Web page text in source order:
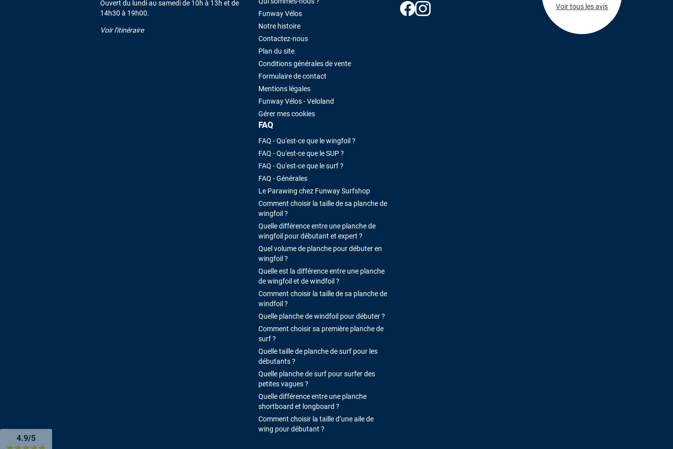
Ouvert du lundi au samedi de 10h à 13h et de
14h30 à 19h00.
Voir l'itinéraire
Funway Vélos
Notre histoire
Contactez-nous
Plan du site
Conditions générales de vente
Formulaire de contact
Mentions légales
Funway Vélos - Veloland
Gérer mes cookies
FAQ
FAQ - Qu'est-ce que le wingfoil ?
FAQ - Qu'est-ce que le SUP ?
FAQ - Qu'est-ce que le surf ?
FAQ - Générales
Le Parawing chez Funway Surfshop
Comment choisir la taille de sa planche de
wingfoil ?
Quelle différence entre une planche de
wingfoil pour débutant et expert ?
Quel volume de planche pour débuter en
wingfoil ?
Quelle est la différence entre une planche
de wingfoil et de windfoil ?
Comment choisir la taille de sa planche de
windfoil ?
Quelle planche de windfoil pour débuter ?
Comment choisir sa première planche de
surf ?
Quelle taille de planche de surf pour les
débutants ?
Quelle planche de surf pour surfer des
petites vagues ?
Quelle différence entre une planche
shortboard et longboard ?
Comment choisir la taille d’une aile de
wing pour débutant ?
Voir tous les avis
4.9/5